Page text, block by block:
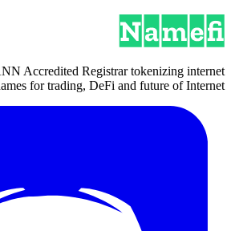
Accredited Registrar tokenizing internet
for trading, DeFi and future of Internet.